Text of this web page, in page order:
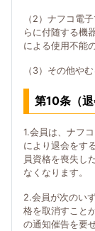
（2）ナフコ電
らに付随する機
による使用不能
（3）その他や
第10条（退
1.会員は、ナフ
により退会をす
員資格を喪失し
なくなります。
2.会員が次のい
格を取消すこと
の通知催告を要